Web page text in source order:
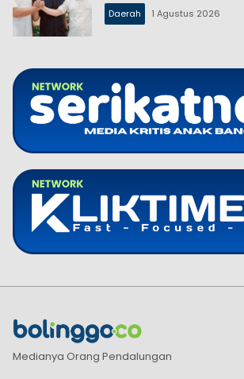
Daerah 1 Agustus 2026
Medianya Orang Pendalungan